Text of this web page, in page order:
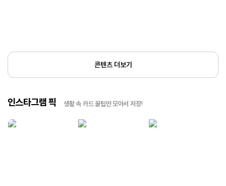
콘텐츠 더보기
인스타그램 픽 생활 속 카드 꿀팁만 모아서 저장!